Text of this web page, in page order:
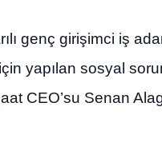
genç girişimci iş
yapılan sosyal
CEO’su Senan